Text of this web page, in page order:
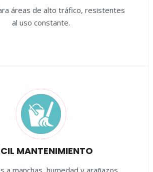
áreas de alto tráfico, resistentes
al uso constante.
MANTENIMIENTO